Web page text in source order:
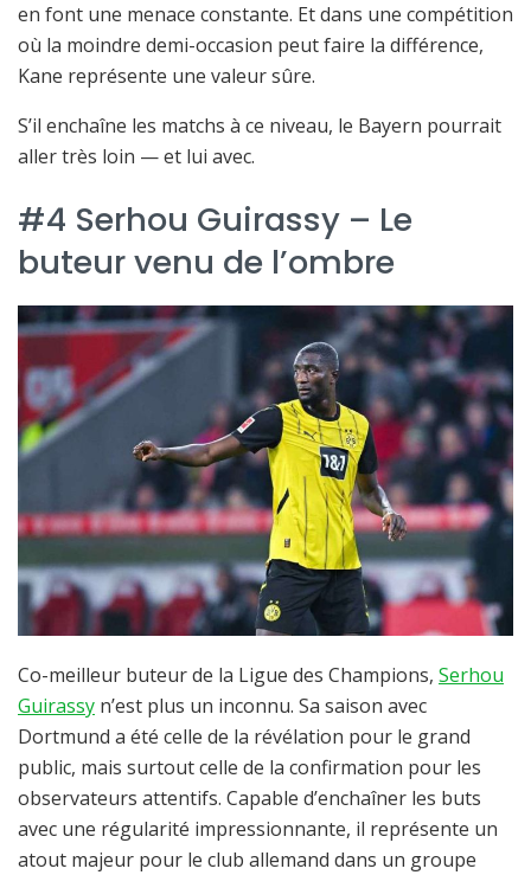
en font une menace constante. Et dans une compétition
où la moindre demi-occasion peut faire la différence,
Kane représente une valeur sûre.
S’il enchaîne les matchs à ce niveau, le Bayern pourrait
aller très loin — et lui avec.
#4 Serhou Guirassy – Le
buteur venu de l’ombre
Co-meilleur buteur de la Ligue des Champions, Serhou
Guirassy n’est plus un inconnu. Sa saison avec
Dortmund a été celle de la révélation pour le grand
public, mais surtout celle de la confirmation pour les
observateurs attentifs. Capable d’enchaîner les buts
avec une régularité impressionnante, il représente un
atout majeur pour le club allemand dans un groupe